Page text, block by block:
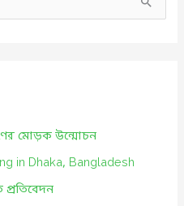
মোড়ক উন্মোচন
in Dhaka, Bangladesh
প্রতিবেদন